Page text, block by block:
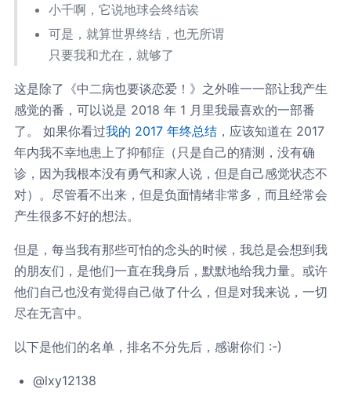
小千啊，它说地球会终结诶
可是，就算世界终结，也无所谓
只要我和尤在，就够了
这是除了《中二病也要谈恋爱！》之外唯一一部让我产生
感觉的番，可以说是 2018 年 1 月里我最喜欢的一部番
了。 如果你看过我的 2017 年终总结，应该知道在 2017
年内我不幸地患上了抑郁症（只是自己的猜测，没有确
诊，因为我根本没有勇气和家人说，但是自己感觉状态不
对）。尽管看不出来，但是负面情绪非常多，而且经常会
产生很多不好的想法。
但是，每当我有那些可怕的念头的时候，我总是会想到我
的朋友们，是他们一直在我身后，默默地给我力量。或许
他们自己也没有觉得自己做了什么，但是对我来说，一切
尽在无言中。
以下是他们的名单，排名不分先后，感谢你们 :-)
@lxy12138